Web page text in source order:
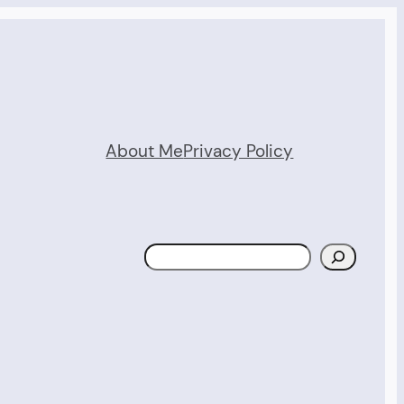
About MePrivacy Policy
Search